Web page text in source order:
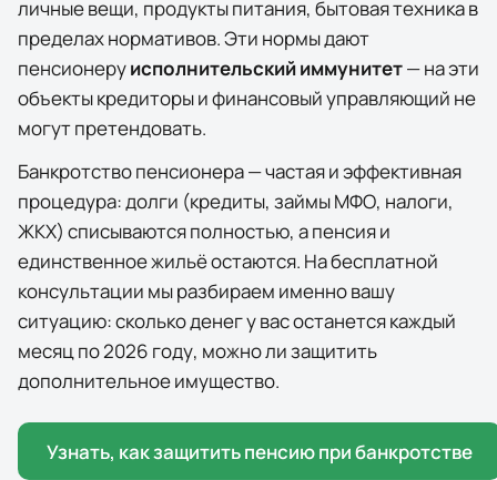
личные вещи, продукты питания, бытовая техника в
пределах нормативов. Эти нормы дают
пенсионеруисполнительский иммунитет— на эти
объекты кредиторы и финансовый управляющий не
могут претендовать.
Банкротство пенсионера — частая и эффективная
процедура: долги (кредиты, займы МФО, налоги,
ЖКХ) списываются полностью, а пенсия и
единственное жильё остаются. На бесплатной
консультации мы разбираем именно вашу
ситуацию: сколько денег у вас останется каждый
месяц по2026 году, можно ли защитить
дополнительное имущество.
Узнать, как защитить пенсию при банкротстве